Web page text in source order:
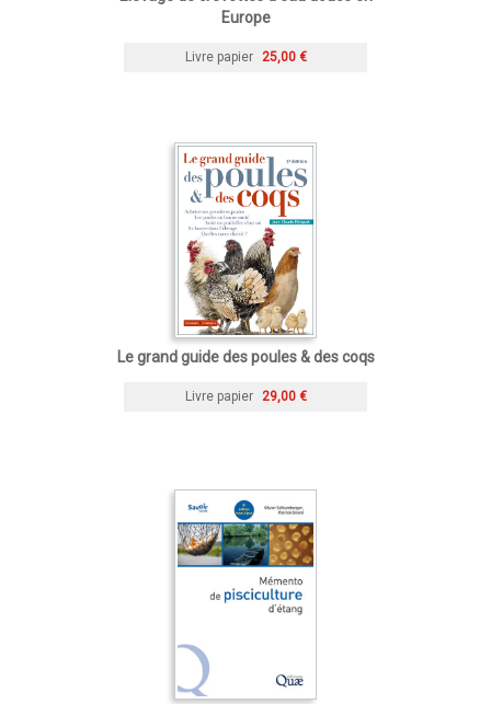
Europe
Livre papier 25,00 €
Le grand guide des poules & des coqs
Livre papier 29,00 €